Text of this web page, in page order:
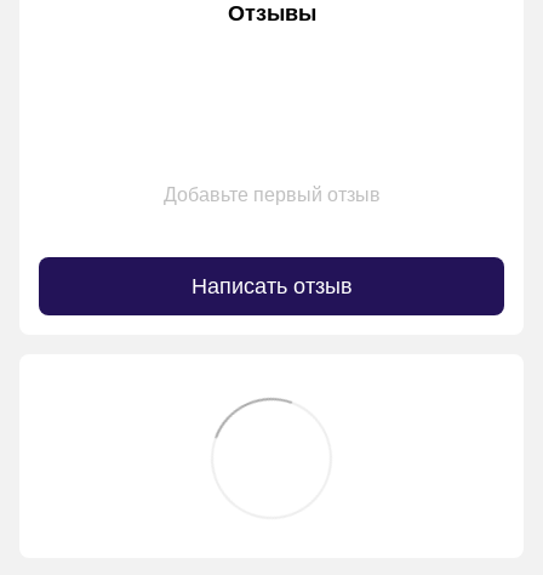
Отзывы
Добавьте первый отзыв
Написать отзыв